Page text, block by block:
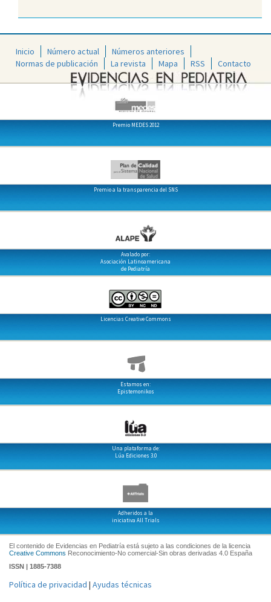
Inicio Número actual
Números anteriores
Normas de publicación
La revista Mapa RSS Contacto
Premio MEDES 2012
Premio a la transparencia del SNS
Avalado por:
Asociación Latinoamericana
de Pediatría
Licencias Creative Commons
Estamos en:
Epistemonikos
Una plataforma de:
Lúa Ediciones 3.0
Adheridos a la
iniciativa All Trials
El contenido de Evidencias en Pediatría está sujeto a las condiciones de la licencia
Creative Commons Reconocimiento-No comercial-Sin obras derivadas 4.0 España
ISSN | 1885-7388
Política de privacidad | Ayudas técnicas